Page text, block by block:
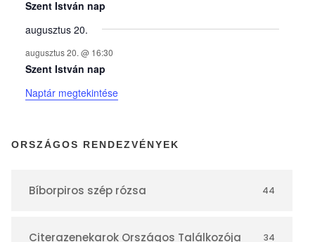
y
e
k
n
a
Szent István nap
augusztus 20.
augusztus 20. @ 16:30
Szent István nap
Naptár megtekintése
ORSZÁGOS RENDEZVÉNYEK
Bíborpiros szép rózsa 44
Citerazenekarok Országos Találkozója 34